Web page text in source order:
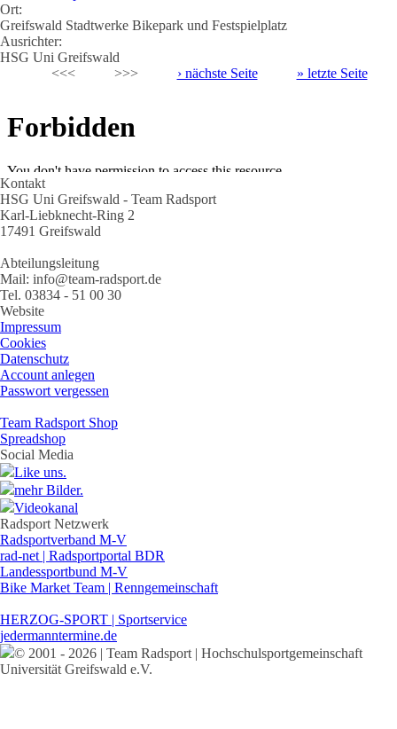
Ort:
Greifswald Stadtwerke Bikepark und Festspielplatz
Ausrichter:
HSG Uni Greifswald
Seiten<<< >>> › nächste Seite » letzte Seite
Kontakt
HSG Uni Greifswald - Team Radsport
Karl-Liebknecht-Ring 2
17491 Greifswald
Abteilungsleitung
Mail: info@team-radsport.de
Tel. 03834 - 51 00 30
Website
Impressum
Cookies
Datenschutz
Account anlegen
Passwort vergessen
Team Radsport Shop
Spreadshop
Social Media
Like uns.
mehr Bilder.
Videokanal
Radsport Netzwerk
Radsportverband M-V
rad-net | Radsportportal BDR
Landessportbund M-V
Bike Market Team | Renngemeinschaft
HERZOG-SPORT | Sportservice
jedermanntermine.de
© 2001 - 2026 | Team Radsport | Hochschulsportgemeinschaft
Universität Greifswald e.V.